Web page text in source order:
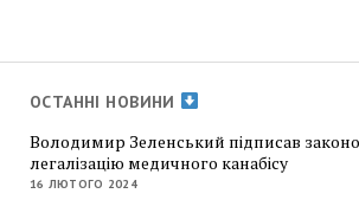
ОСТАННІ НОВИНИ
Володимир Зеленський підписав
легалізацію медичного канабісу
16 ЛЮТОГО 2024